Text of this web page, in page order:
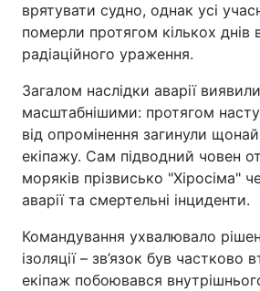
врятувати судно, однак усі
померли протягом кількох днів
радіаційного ураження.
Загалом наслідки аварії
масштабнішими: протягом
від опромінення загинули
екіпажу. Сам підводний човен
моряків прізвисько "Хіросіма"
аварії та смертельні інциденти.
Командування ухвалювало
ізоляції – зв’язок був частково
екіпаж побоювався